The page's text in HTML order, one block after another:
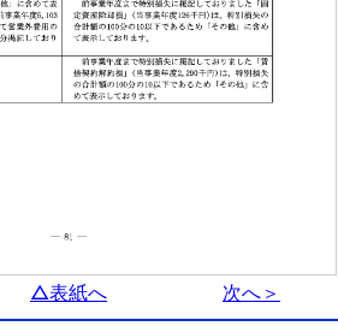
△表紙へ 次へ＞